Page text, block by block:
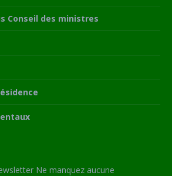
Conseil des ministres
Ne manquez aucune